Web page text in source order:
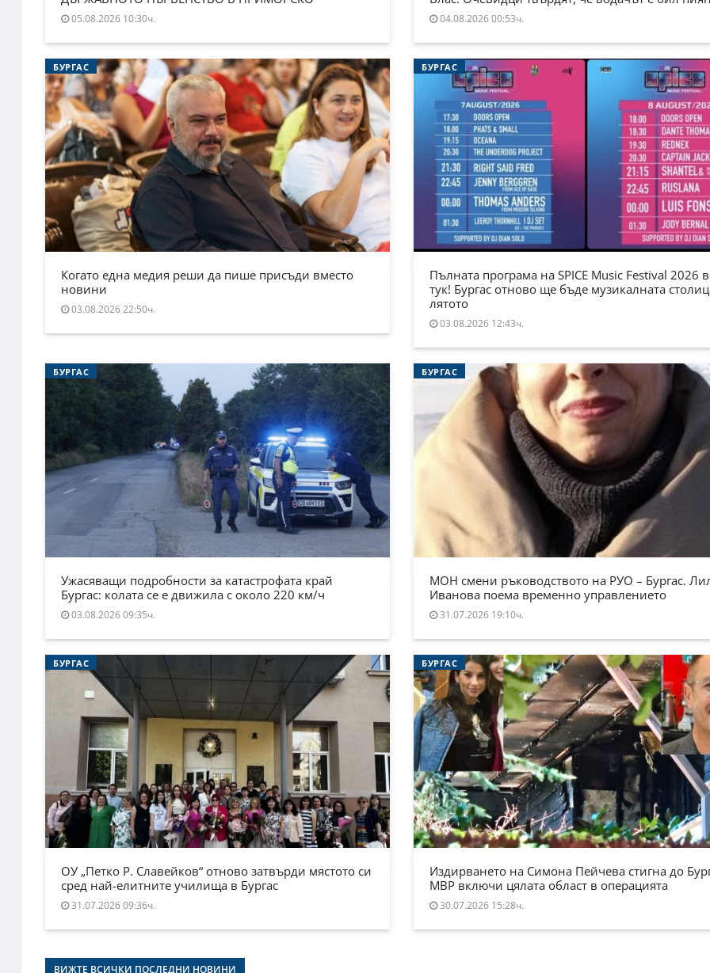
05.08.2026 10:30ч. 04.08.2026 00:53ч.
БУРГАС
Когато една медия реши да пише присъди вместо
новини
03.08.2026 22:50ч.
БУРГАС
Пълната програма на SPICE Music Festival 2026
тук! Бургас отново ще бъде музикалната
лятото
03.08.2026 12:43ч.
БУРГАС
Ужасяващи подробности за катастрофата край
Бургас: колата се е движила с около 220 км/ч
03.08.2026 09:35ч.
БУРГАС
МОН смени ръководството на РУО – Бургас.
Иванова поема временно управлението
31.07.2026 19:10ч.
БУРГАС
ОУ „Петко Р. Славейков“ отново затвърди мястото си
сред най-елитните училища в Бургас
31.07.2026 09:36ч.
БУРГАС
Издирването на Симона Пейчева стигна до
МВР включи цялата област в операцията
30.07.2026 15:28ч.
ВИЖТЕ ВСИЧКИ ПОСЛЕДНИ НОВИНИ